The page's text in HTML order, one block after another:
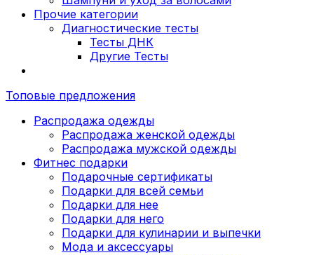
Прочие категории
Диагностические тесты
Тесты ДНК
Другие Тесты
Топовые предложения
Распродажа одежды
Распродажа женской одежды
Распродажа мужской одежды
Фитнес подарки
Подарочные сертификаты
Подарки для всей семьи
Подарки для нее
Подарки для него
Подарки для кулинарии и выпечки
Мода и аксессуары